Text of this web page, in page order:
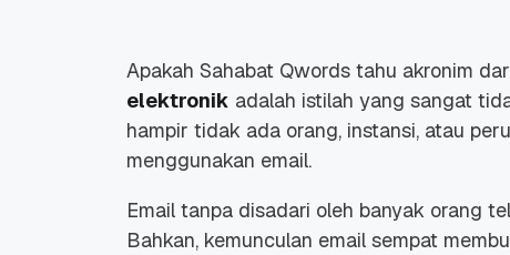
Apakah Sahabat Qwords tahu akronim dari
elektronik adalah istilah yang sangat
hampir tidak ada orang, instansi, atau
menggunakan email.
Email tanpa disadari oleh banyak orang
Bahkan, kemunculan email sempat